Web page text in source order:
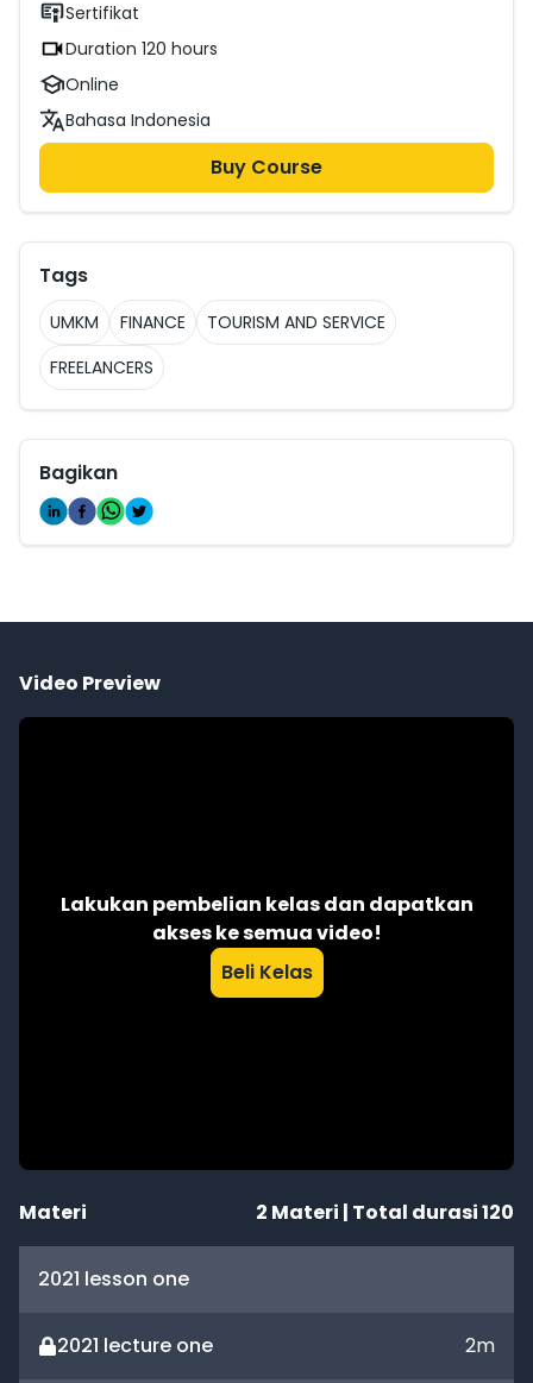
Sertifikat
Duration 120 hours
Online
Bahasa Indonesia
Buy Course
Tags
UMKM FINANCE
TOURISM AND SERVICE
FREELANCERS
Bagikan
Video Preview
Lakukan pembelian kelas dan dapatkan
akses ke semua video!
Beli Kelas
Materi 2 Materi | Total durasi120
2021 lesson one
2021 lecture one 2m